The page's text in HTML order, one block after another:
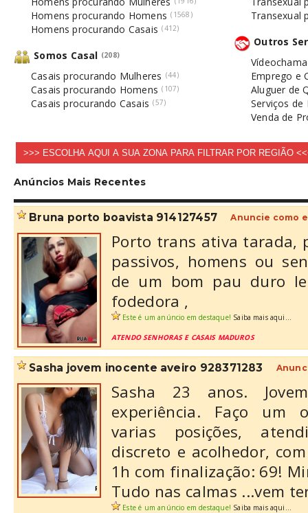
Homens procurando Homens (1568)
Homens procurando Casais (412)
Somos Casal (208)
Casais procurando Mulheres (44)
Casais procurando Homens (107)
Casais procurando Casais (57)
Transexual
Outros
Emprego e
Aluguer de
Serviços de
Venda de
Anúncios Mais Recentes
bruna porto boavista 914127457 Anuncie como
Porto trans ativa tarada,
passivos, homens ou
de um bom pau duro
fodedora ,
Este é um anúncio em destaque! Saiba mais aqui...
ATENDO SENHORAS E CASAIS MADUROS
sasha jovem inocente aveiro 928371283
Sasha 23 anos.
experiência. Faço um
varias posições,
discreto e acolhedor,
1h com finalização: 69!
Tudo nas calmas ...vem
Este é um anúncio em destaque! Saiba mais aqui...